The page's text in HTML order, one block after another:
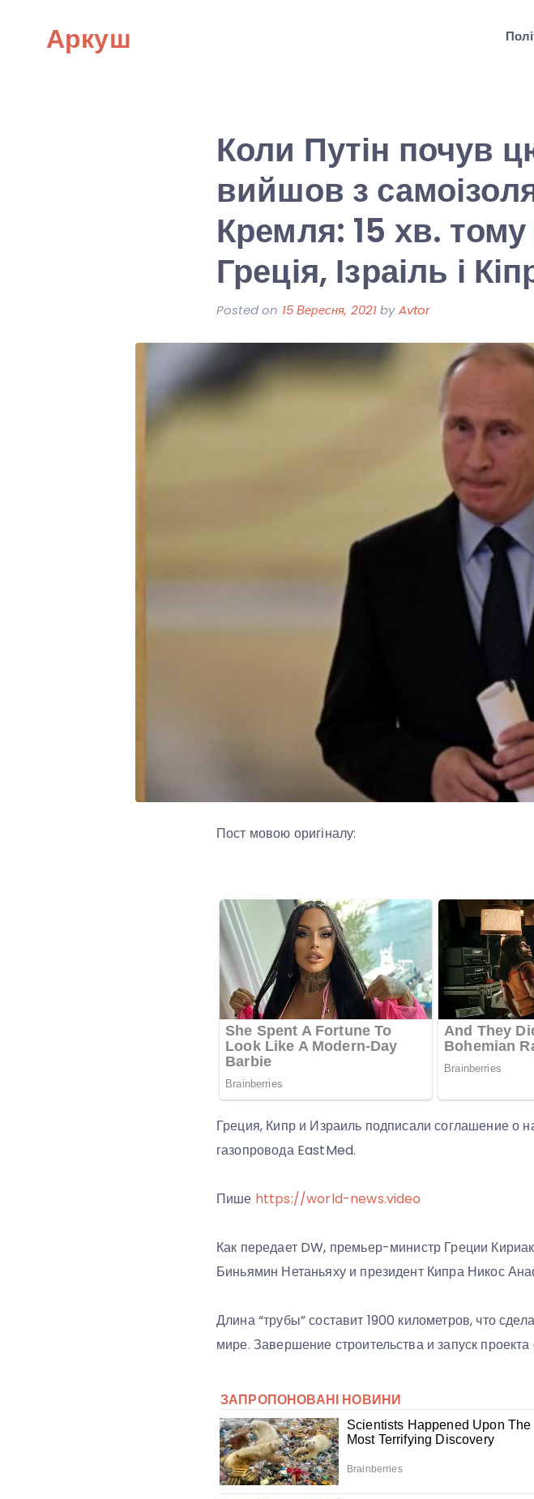
Аркуш
Коли Путін почув
вийшов з
Кремля: 15 хв.
Греція, Ізраіль і
Posted on 15 Вересня, 2021byAvtor
Пост мовою оригіналу:
Греция, Кипр и Израиль подписали соглашение о
газопровода EastMed.
Пише https://world-news.video
Как передает DW, премьер-министр Греции
Биньямин Нетаньяху и президент Кипра Никос
Длина “трубы” составит 1900 километров, что
мире. Завершение строительства и запуск